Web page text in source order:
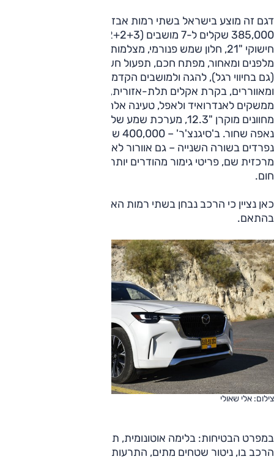
דגם זה מוצע בישראל בשתי רמות אבזור. ב'אקסקלוסיב' –
חישוקי "21, חלון שמש פנורמי, מצלמות היקפיות וחיישני חנייה
מלפנים ומאחור, מפתח חכם, תפעול חשמלי לדלת תא המטען
(גם בחיווי רגל), להגה ולמושבים הקדמיים שהם מחוממים
ממשקים לאנדרואיד ולאפל, טעינה אלחוטית, תצוגה עילית, לוח
מחוונים מוקרן "12.3, מערכת שמע של בוז, תאורת אווירה, עור
נאפה שחור. ב'סיגנצ'ר' – 400,000 שקלים; בעיקר: שני מושבים
נפרדים בשורה השנייה – גם אוורור לאותם מושבים, קונסולה
מרכזית שם, פריטי גימור מהודרים יותר בסביבת הנהג, עור נאפה
חום.
כאן נציין כי הרכב נבחן בשתי רמות האבזור הנ"ל, וההתייחסות
בהתאם.
צילום: אלי שאולי
במפרט הבטיחות: בלימה אוטונומית, תיקון סטייה מנתיב ומרכוז
הרכב בו, ניטור שטחים מתים, התרעות תנועה צולבת וסיוע